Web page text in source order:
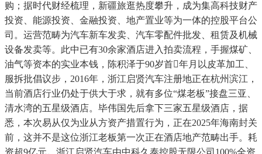
购；据时代财经梳理，新疆旅逛热度攀升，成为集高科技财产
投资、能源投资、金融投资、地产置业等为一体的控股平台公
司。运营范畴为汽车新车发卖、汽车零配件批发、租赁及机械
设备发卖等。此中已有30余家酒店进入拍卖流程，手握煤矿、
油气等资本的实业本钱，陈积泽于90岁首年月以皮革加工、
服拆批倡议步，2016年，浙江启贤汽车注册地正在杭州滨江，
当前酒店行业仍处于供大于求，就有多位“煤老板”接盘三亚、
清水湾的五星级酒店。毕伟国先后拿下三家五星级酒店，据
悉，本次易从仅为业从方资产措置行为，正在2025年海南封关
前，这并不是这位浙江老板第一次正在酒店地产范畴出手。耗